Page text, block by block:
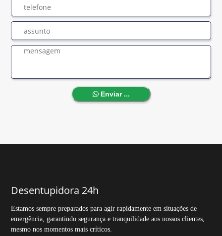
Enviar ...
Desentupidora 24h
Estamos sempre preparados para agir rapidamente em situações de
emergência, garantindo segurança e tranquilidade aos nossos clientes,
mesmo nos momentos mais críticos.